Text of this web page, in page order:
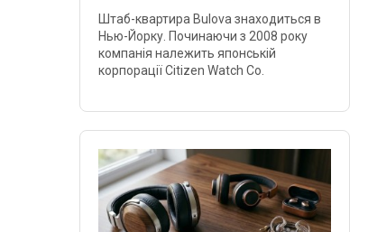
Штаб-квартира Bulova знаходиться в
Нью-Йорку. Починаючи з 2008 року
компанія належить японській
корпорації Citizen Watch Co.